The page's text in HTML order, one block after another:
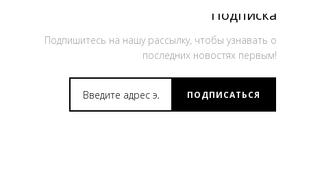
Подписка
Подпишитесь на нашу рассылку, чтобы узнавать о
последних новостях первым!
ПОДПИСАТЬСЯ